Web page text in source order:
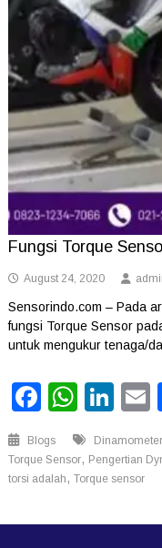
Fungsi Torque
August 24, 2020
Sensorindo.com – Pada
fungsi Torque Sensor
untuk mengukur tenaga/
Blogs Dinamometer
Torque Sensor, Pengertian
torsi adalah , Torque sensor